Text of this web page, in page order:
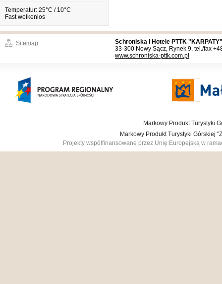
Temperatur: 25°C / 10°C
Fast wolkenlos
Sitemap
Schroniska i Hotele PTTK
33-300 Nowy Sącz, Rynek 9, tel./fax
www.schroniska-pttk.com.pl
Markowy Produkt Turystyki
Markowy Produkt Turystyki Górskiej
Projekty współfinansowane przez Unię Europejską w